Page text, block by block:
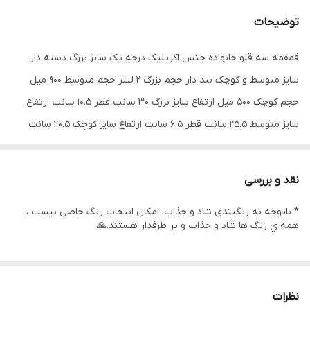
توضیحات
قمقمه سه قلو خانواده جنس اکریلیک درجه یک سایز بزرگ دسته دار
سایز متوسط و کوچک بند دار حجم بزرگ 2 لیتر حجم متوسط 900 میل
حجم کوچک 500 میل ارتفاع سایز بزرگ 30 سانت قطر 10.5 سانت ارتفاع
سایز متوسط 25.5 سانت قطر 6.5 سانت ارتفاع سایز کوچک 20.5 سانت
میباشد و نی هم به سایز بزرگ و هم به سایز کوچک قابل اتصال است.
نقد و بررسی
* باتوجه به رنگبندي شاد و جذاب، امكان انتخاب رنگ خاصي نيست ،
همه ي رنگ ها شاد و جذاب و پر طرفدار هستند.🙏
نظرات